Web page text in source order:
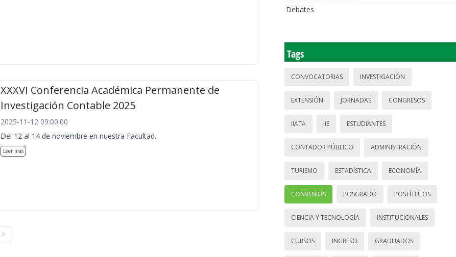
XXXVI Conferencia Académica Permanente de
Investigación Contable 2025
2025-11-12 09:00:00
Del 12 al 14 de noviembre en nuestra Facultad.
Leer más
Debates
Tags
CONVOCATORIAS INVESTIGACIÓN
EXTENSIÓN JORNADAS CONGRESOS
IIATA IIE ESTUDIANTES
CONTADOR PÚBLICO ADMINISTRACIÓN
TURISMO ESTADÍSTICA ECONOMÍA
CONVENIOS POSGRADO POSTÍTULOS
CIENCIA Y TECNOLOGÍA INSTITUCIONALES
CURSOS INGRESO GRADUADOS